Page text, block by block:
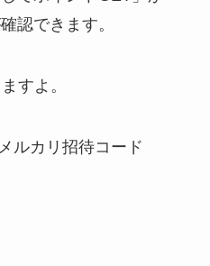
認できます。
すよ。